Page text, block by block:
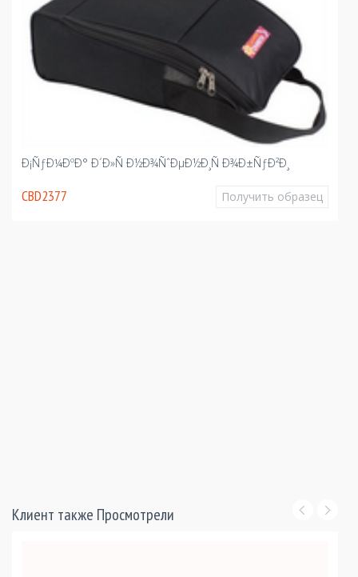
Ð¡ÑƒÐ¼ÐºÐ° Ð´Ð»Ñ Ð½Ð¾ÑˆÐµÐ½Ð¸Ñ Ð¾Ð±ÑƒÐ²Ð¸
CBD2377 Получить образец
Клиент также Просмотрели